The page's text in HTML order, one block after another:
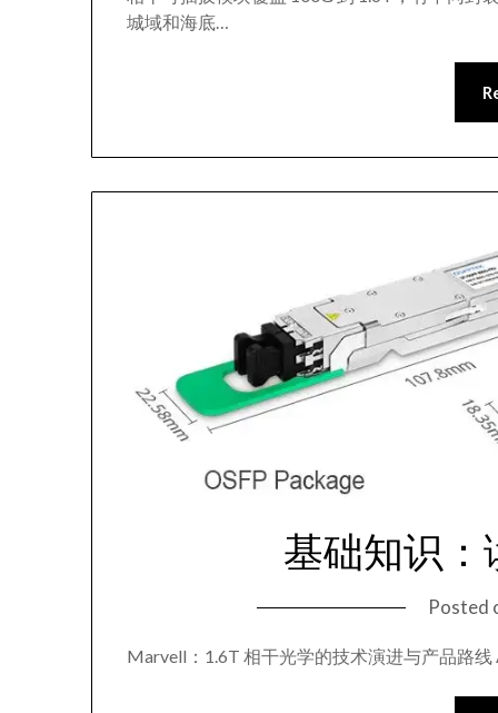
城域和海底…
基础知识
Posted
Marvell：1.6T 相干光学的技术演进与产品路